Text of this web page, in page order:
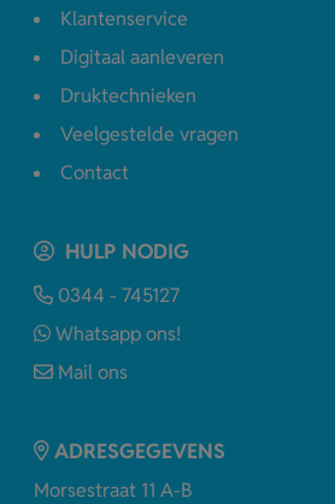
Klantenservice
Digitaal aanleveren
Druktechnieken
Veelgestelde vragen
Contact
HULP NODIG
0344 - 745127
Whatsapp ons!
Mail ons
ADRESGEGEVENS
Morsestraat 11 A-B